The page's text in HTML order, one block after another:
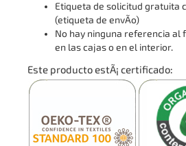
Etiqueta de solicitud gratuita
(etiqueta de envÃ­o)
No hay ninguna referencia al
en las cajas o en el interior.
Este producto estÃ¡ certificado: